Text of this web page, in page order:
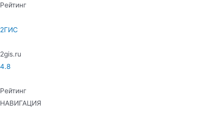
Рейтинг
2ГИС
2gis.ru
4.8
Рейтинг
НАВИГАЦИЯ